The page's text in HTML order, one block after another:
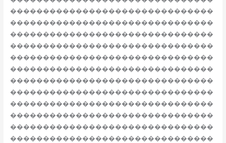
�������������������������������
�������������������������������
�������������������������������
�������������������������������
�������������������������������
�������������������������������
�������������������������������
�������������������������������
�������������������������������
�������������������������������
�������������������������������
�������������������������������